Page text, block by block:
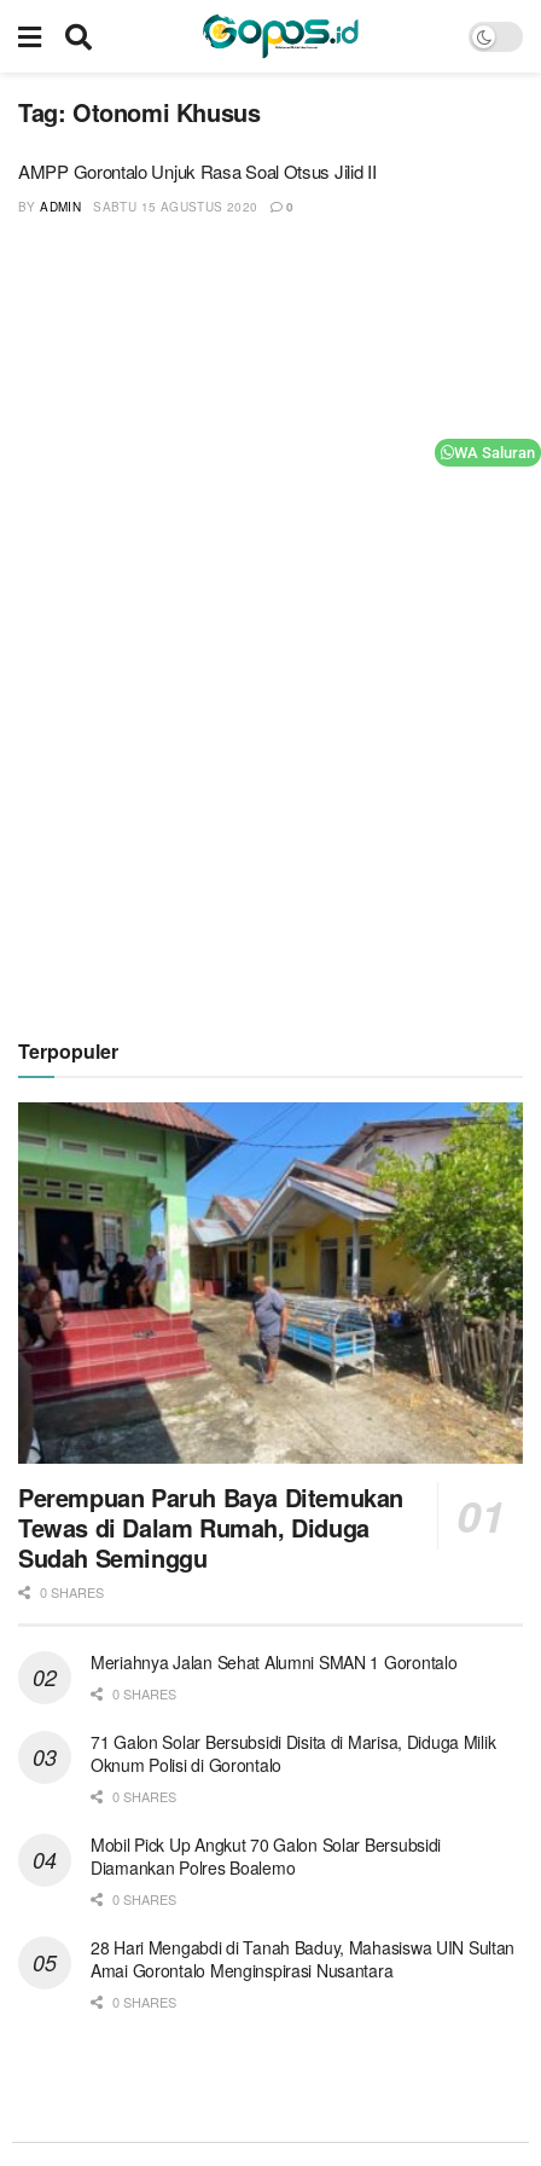
Tag: Otonomi Khusus
AMPP Gorontalo Unjuk Rasa Soal Otsus Jilid II
BY ADMIN SABTU 15 AGUSTUS 2020 0
Terpopuler
Perempuan Paruh Baya Ditemukan
Tewas di Dalam Rumah, Diduga
Sudah Seminggu
0 SHARES
Meriahnya Jalan Sehat Alumni SMAN 1 Gorontalo
0 SHARES
71 Galon Solar Bersubsidi Disita di Marisa, Diduga Milik
Oknum Polisi di Gorontalo
0 SHARES
Mobil Pick Up Angkut 70 Galon Solar Bersubsidi
Diamankan Polres Boalemo
0 SHARES
28 Hari Mengabdi di Tanah Baduy, Mahasiswa UIN Sultan
Amai Gorontalo Menginspirasi Nusantara
0 SHARES
WA Saluran